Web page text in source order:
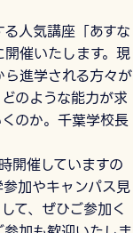
人気講座「あすな
催いたします。現
進学される方々が
のような能力が求
のか。千葉学校長
開催していますの
加やキャンパス見
て、ぜひご参加く